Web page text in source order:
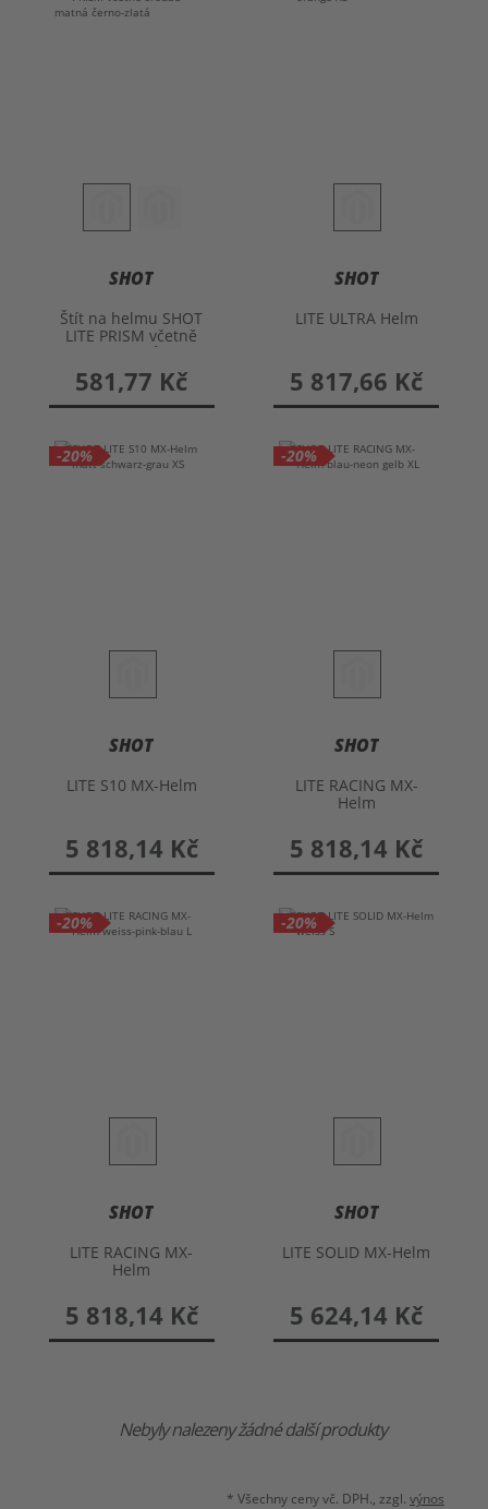
SHOT
Štít na helmu SHOT
LITE PRISM včetně
šroubků
581,77 Kč
SHOT
LITE ULTRA Helm
5 817,66 Kč
-20%
SHOT
LITE S10 MX-Helm
5 818,14 Kč
-20%
SHOT
LITE RACING MX-
Helm
5 818,14 Kč
-20%
SHOT
LITE RACING MX-
Helm
5 818,14 Kč
-20%
SHOT
LITE SOLID MX-Helm
5 624,14 Kč
Nebyly nalezeny žádné další produkty
* Všechny ceny vč. DPH., zzgl. výnos